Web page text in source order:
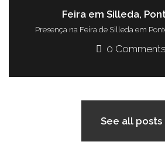
Feira em Silleda,
Presença na Feira de Silleda em
0 Comments
See all posts